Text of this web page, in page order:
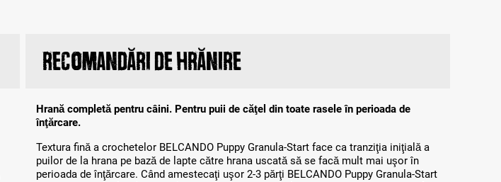
Recomandări de hrănire
Hrană completă pentru câini. Pentru puii de căţel din toate rasele în perioada de
înţărcare.
Textura fină a crochetelor BELCANDO Puppy Granula-Start face ca tranziţia iniţială a
puilor de la hrana pe bază de lapte către hrana uscată să se facă mult mai uşor în
perioada de înţărcare. Când amestecaţi uşor 2-3 părţi BELCANDO Puppy Granula-Start